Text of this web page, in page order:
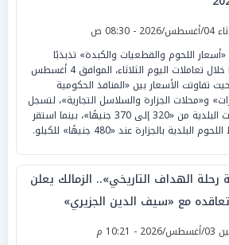
- 08:30 ص
اللحوم والقطعيات والكبدة» تذبذبًا
ملحوظًا خلال تعاملات اليوم الثلاثاء، الموافق 4 أغسطس
حيث تفاوتت الأسعار بين «المنافذ الحكومية
و«محلات الجزارة والسلاسل التجارية»، لتسجل
المكعبات البلدية من «320 إلى 370 جنيهًا»، بينما استقر
البلدية بالجزارة عند «480 جنيهًا» للكيلو.
رحلة الهداف التاريخي».. الزمالك يعلن
مع «سيف الدين الجزيري»
- 10:21 م